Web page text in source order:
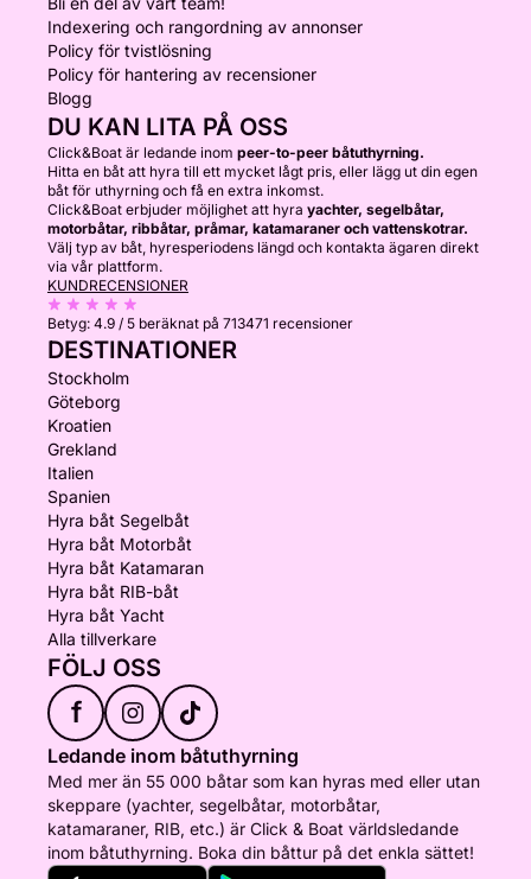
Indexering och rangordning av annonser
Policy för tvistlösning
Policy för hantering av recensioner
Blogg
DU KAN LITA PÅ OSS
Click&Boat är ledande inom peer-to-peer båtuthyrning.
Hitta en båt att hyra till ett mycket lågt pris, eller lägg ut din egen
båt för uthyrning och få en extra inkomst.
Click&Boat erbjuder möjlighet att hyra yachter, segelbåtar,
motorbåtar, ribbåtar, pråmar, katamaraner och vattenskotrar.
Välj typ av båt, hyresperiodens längd och kontakta ägaren direkt
via vår plattform.
KUNDRECENSIONER
Betyg: 4.9 / 5 beräknat på 713471 recensioner
DESTINATIONER
Stockholm
Göteborg
Kroatien
Grekland
Italien
Spanien
Hyra båt Segelbåt
Hyra båt Motorbåt
Hyra båt Katamaran
Hyra båt RIB-båt
Hyra båt Yacht
Alla tillverkare
FÖLJ OSS
f
Ledande inom båtuthyrning
Med mer än 55 000 båtar som kan hyras med eller utan
skeppare (yachter, segelbåtar, motorbåtar,
katamaraner, RIB, etc.) är Click & Boat världsledande
inom båtuthyrning. Boka din båttur på det enkla sättet!